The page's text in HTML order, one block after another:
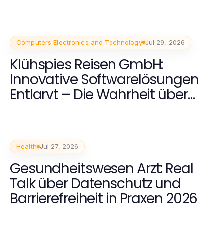
Computers Electronics and Technology Jul 29, 2026
Klühspies Reisen GmbH:
Innovative Softwarelösungen
Entlarvt – Die Wahrheit über
Health Jul 27, 2026
Gesundheitswesen Arzt: Real
Talk über Datenschutz und
Barrierefreiheit in Praxen 2026